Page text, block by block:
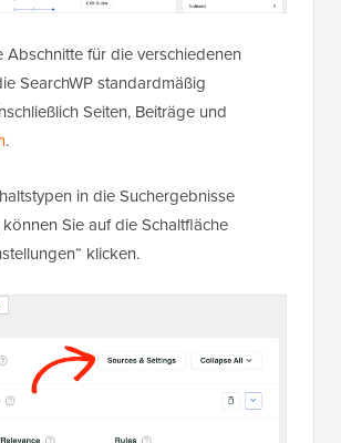
Abschnitte für die verschiedenen
SearchWP standardmäßig
Seiten, Beiträge und
.
in die Suchergebnisse
Sie auf die Schaltfläche
klicken.